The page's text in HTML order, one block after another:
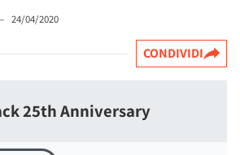
24/04/2020
CONDIVIDI
25th Anniversary